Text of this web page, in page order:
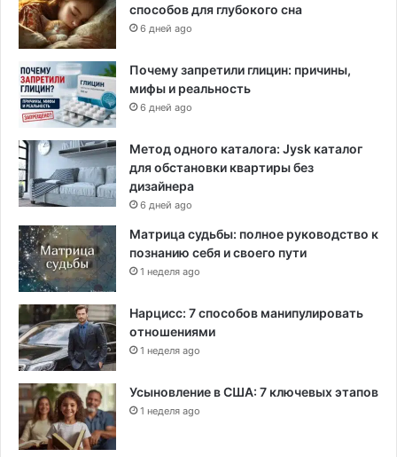
способов для глубокого сна
6 дней ago
Почему запретили глицин: причины,
мифы и реальность
6 дней ago
Метод одного каталога: Jysk каталог
для обстановки квартиры без
дизайнера
6 дней ago
Матрица судьбы: полное руководство к
познанию себя и своего пути
1 неделя ago
Нарцисс: 7 способов манипулировать
отношениями
1 неделя ago
Усыновление в США: 7 ключевых этапов
1 неделя ago